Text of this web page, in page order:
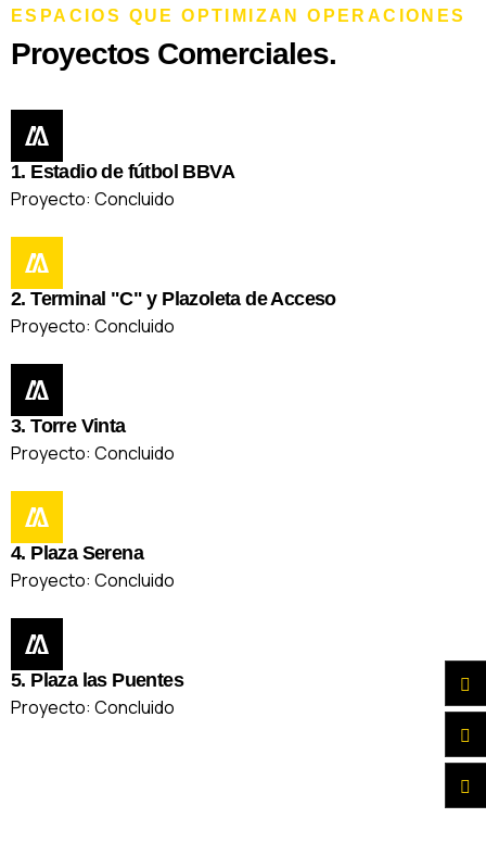
ESPACIOS QUE OPTIMIZAN OPERACIONES
Proyectos Comerciales.
1. Estadio de fútbol BBVA
Proyecto: Concluido
2. Terminal "C" y Plazoleta de Acceso
Proyecto: Concluido
3. Torre Vinta
Proyecto: Concluido
4. Plaza Serena
Proyecto: Concluido
5. Plaza las Puentes
Proyecto: Concluido